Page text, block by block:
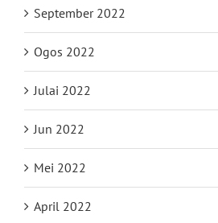
September 2022
Ogos 2022
Julai 2022
Jun 2022
Mei 2022
April 2022